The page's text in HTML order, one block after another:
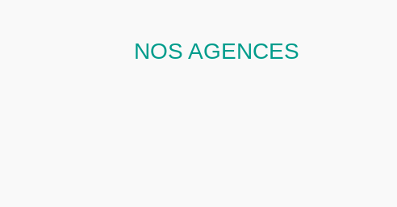
NOS AGENCES